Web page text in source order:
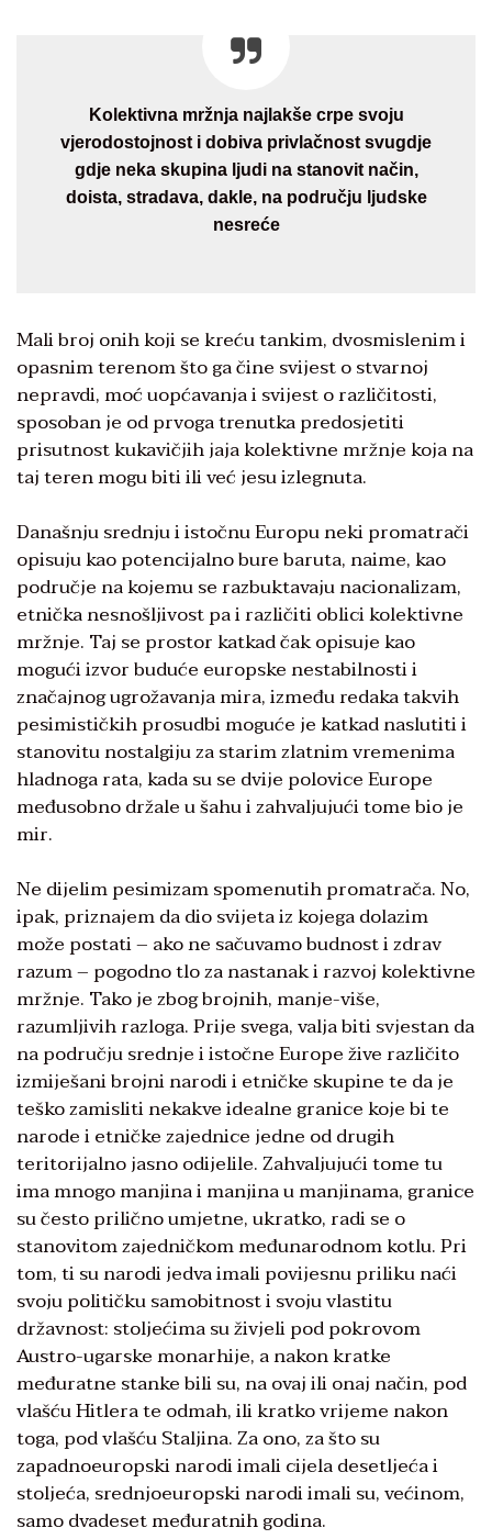
Kolektivna mržnja najlakše crpe svoju
vjerodostojnost i dobiva privlačnost svugdje
gdje neka skupina ljudi na stanovit način,
doista, stradava, dakle, na području ljudske
nesreće
Mali broj onih koji se kreću tankim, dvosmislenim i
opasnim terenom što ga čine svijest o stvarnoj
nepravdi, moć uopćavanja i svijest o različitosti,
sposoban je od prvoga trenutka predosjetiti
prisutnost kukavičjih jaja kolektivne mržnje koja na
taj teren mogu biti ili već jesu izlegnuta.
Današnju srednju i istočnu Europu neki promatrači
opisuju kao potencijalno bure baruta, naime, kao
područje na kojemu se razbuktavaju nacionalizam,
etnička nesnošljivost pa i različiti oblici kolektivne
mržnje. Taj se prostor katkad čak opisuje kao
mogući izvor buduće europske nestabilnosti i
značajnog ugrožavanja mira, između redaka takvih
pesimističkih prosudbi moguće je katkad naslutiti i
stanovitu nostalgiju za starim zlatnim vremenima
hladnoga rata, kada su se dvije polovice Europe
međusobno držale u šahu i zahvaljujući tome bio je
mir.
Ne dijelim pesimizam spomenutih promatrača. No,
ipak, priznajem da dio svijeta iz kojega dolazim
može postati – ako ne sačuvamo budnost i zdrav
razum – pogodno tlo za nastanak i razvoj kolektivne
mržnje. Tako je zbog brojnih, manje-više,
razumljivih razloga. Prije svega, valja biti svjestan da
na području srednje i istočne Europe žive različito
izmiješani brojni narodi i etničke skupine te da je
teško zamisliti nekakve idealne granice koje bi te
narode i etničke zajednice jedne od drugih
teritorijalno jasno odijelile. Zahvaljujući tome tu
ima mnogo manjina i manjina u manjinama, granice
su često prilično umjetne, ukratko, radi se o
stanovitom zajedničkom međunarodnom kotlu. Pri
tom, ti su narodi jedva imali povijesnu priliku naći
svoju političku samobitnost i svoju vlastitu
državnost: stoljećima su živjeli pod pokrovom
Austro-ugarske monarhije, a nakon kratke
međuratne stanke bili su, na ovaj ili onaj način, pod
vlašću Hitlera te odmah, ili kratko vrijeme nakon
toga, pod vlašću Staljina. Za ono, za što su
zapadnoeuropski narodi imali cijela desetljeća i
stoljeća, srednjoeuropski narodi imali su, većinom,
samo dvadeset međuratnih godina.